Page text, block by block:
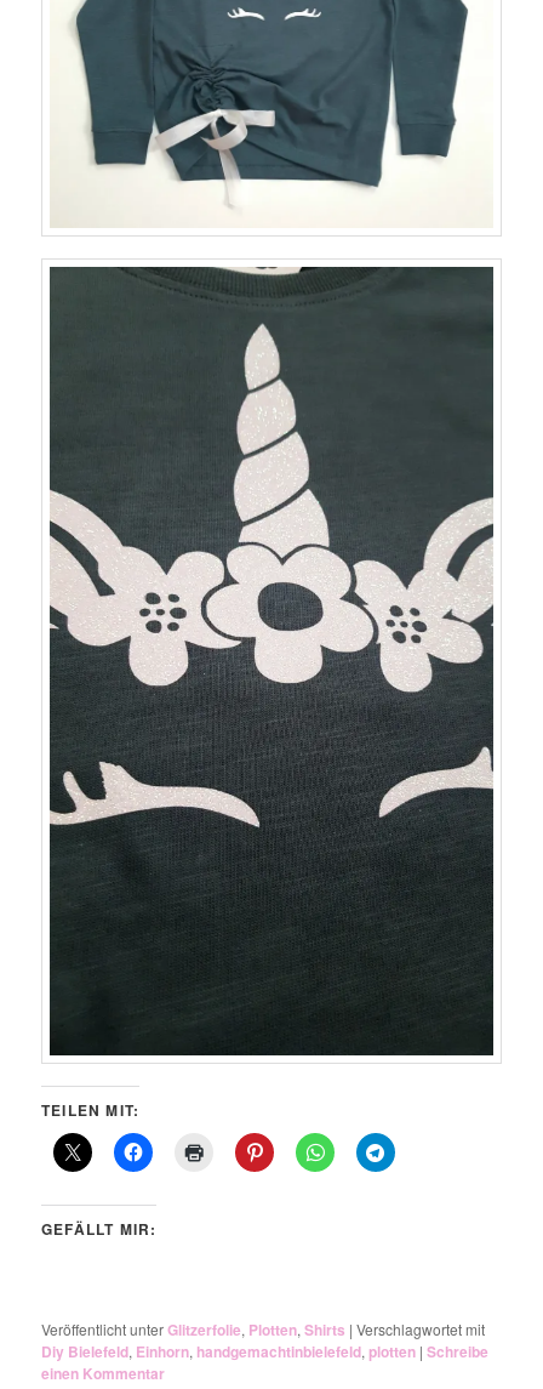
TEILEN MIT:
GEFÄLLT MIR:
Veröffentlicht unterGlitzerfolie, Plotten,Shirts |Verschlagwortet mit
Diy Bielefeld, Einhorn, handgemachtinbielefeld,plotten |Schreibe
einen Kommentar